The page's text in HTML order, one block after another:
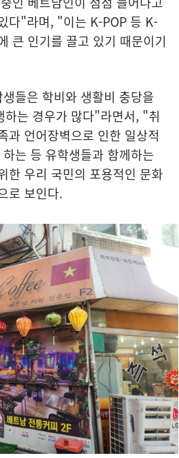
다"라며, "이는 K-POP 등 K-
큰 인기를 끌고 있기 때문이기
들은 학비와 생활비 충당을
하는 경우가 많다"라면서, "취
과 언어장벽으로 인한 일상적
는 등 유학생들과 함께하는
한 우리 국민의 포용적인 문화
로 보인다.